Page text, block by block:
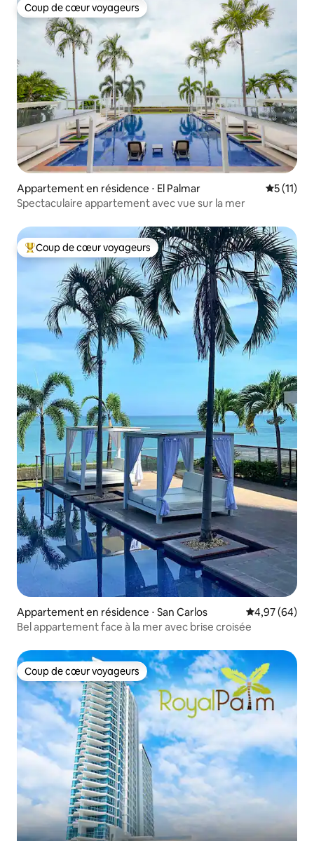
Coup de cœur voyageurs
Coup de cœur voyageurs
Appartement en résidence ⋅ El Palmar
5 (11)
Spectaculaire appartement avec vue sur la mer
Coups de cœur voyageurs les plus appréciés
Coup de cœur voyageurs
Appartement en résidence ⋅ San Carlos Évaluation
4,97 (64)
Bel appartement face à la mer avec brise croisée
Coup de cœur voyageurs
Coup de cœur voyageurs